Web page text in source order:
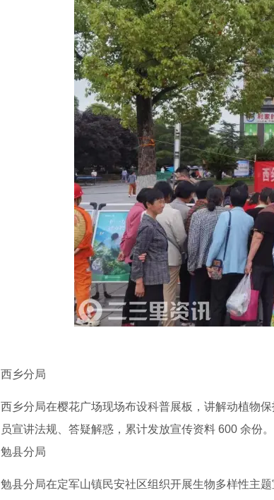
西乡分局
西乡分局在樱花广场现场布设科普展板，讲解动植物
员宣讲法规、答疑解惑，累计发放宣传资料 600 余份
勉县分局
勉县分局在定军山镇民安社区组织开展生物多样性主